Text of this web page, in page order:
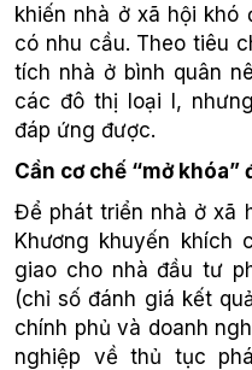
khiến nhà ở xã hội
có nhu cầu. Theo tiêu
tích nhà ở bình quân
các đô thị loại I,
đáp ứng được.
Cần cơ chế “mở
Để phát triển nhà ở xã
Khương khuyến khích
giao cho nhà đầu tư
(chỉ số đánh giá kết
chính phủ và doanh
nghiệp về thủ tục